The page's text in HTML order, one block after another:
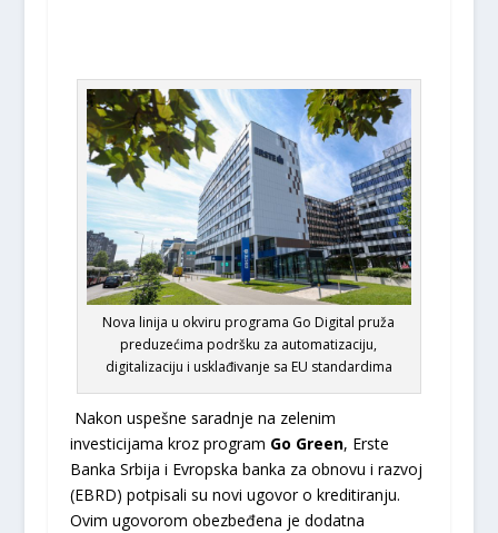
Nova linija u okviru programa Go Digital pruža
preduzećima podršku za automatizaciju,
digitalizaciju i usklađivanje sa EU standardima
Nakon uspešne saradnje na zelenim
investicijama kroz program Go Green, Erste
Banka Srbija i Evropska banka za obnovu i razvoj
(EBRD) potpisali su novi ugovor o kreditiranju.
Ovim ugovorom obezbeđena je dodatna